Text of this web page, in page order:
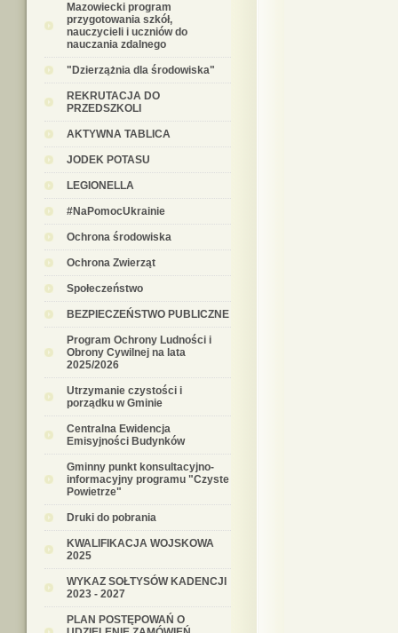
Mazowiecki program
przygotowania szkół,
nauczycieli i uczniów do
nauczania zdalnego
"Dzierzążnia dla środowiska"
REKRUTACJA DO
PRZEDSZKOLI
AKTYWNA TABLICA
JODEK POTASU
LEGIONELLA
#NaPomocUkrainie
Ochrona środowiska
Ochrona Zwierząt
Społeczeństwo
BEZPIECZEŃSTWO PUBLICZNE
Program Ochrony Ludności i
Obrony Cywilnej na lata
2025/2026
Utrzymanie czystości i
porządku w Gminie
Centralna Ewidencja
Emisyjności Budynków
Gminny punkt konsultacyjno-
informacyjny programu "Czyste
Powietrze"
Druki do pobrania
KWALIFIKACJA WOJSKOWA
2025
WYKAZ SOŁTYSÓW KADENCJI
2023 - 2027
PLAN POSTĘPOWAŃ O